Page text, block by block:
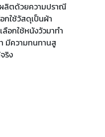
ผลิตด้วยความปราณี
ใช้วัสดุเป็นผ้า
ลือกใช้หนังวัวมาทำ
มีความทนทานสู
ริง